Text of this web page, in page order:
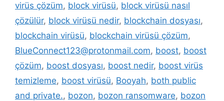
virüs çözüm, block virüsü, block virüsü nasıl
çözülür, block virüsü nedir, blockchain dosyası,
blockchain virüsü, blockchain virüsü çözüm,
BlueConnect123@protonmail.com, boost, boost
çözüm, boost dosyası, boost nedir, boost virüs
temizleme, boost virüsü, Booyah, both public
and private., bozon, bozon ransomware, bozon